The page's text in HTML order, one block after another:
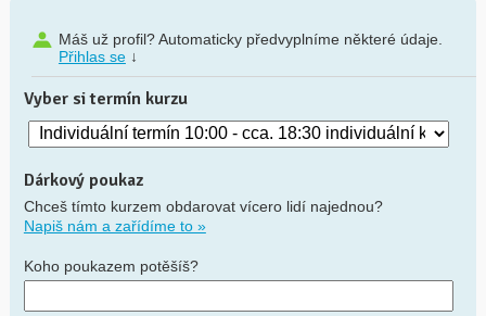
Máš už profil? Automaticky předvyplníme některé údaje.
Přihlas se↓
Vyber si termín kurzu
Dárkový poukaz
Chceš tímto kurzem obdarovat vícero lidí najednou?
Napiš nám a zařídíme to »
Koho poukazem potěšíš?